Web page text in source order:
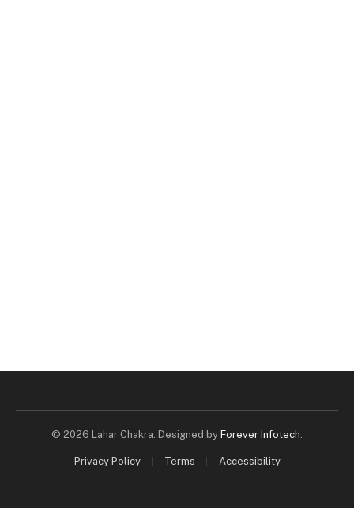
© 2026 Lahar Chakra. Designed by Forever Infotech.
Privacy Policy Terms Accessibility